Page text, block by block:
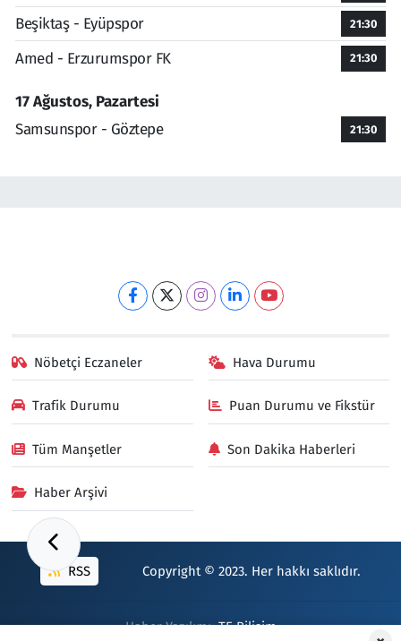
Beşiktaş - Eyüpspor 21:30
Amed - Erzurumspor FK 21:30
17 Ağustos, Pazartesi
Samsunspor - Göztepe
21:30
Nöbetçi Eczaneler Hava Durumu
Trafik Durumu Puan Durumu ve Fikstür
Tüm Manşetler Son Dakika Haberleri
Haber Arşivi
RSS Copyright © 2023. Her hakkı saklıdır.
Haber Yazılımı:TE Bilişim